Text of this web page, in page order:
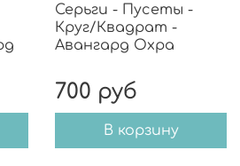
Серьги - Пусеты -
Круг/Квадрат -
Авангард Охра
700 руб
В корзину